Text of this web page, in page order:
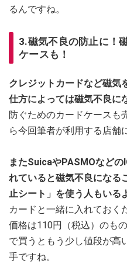
るんですね。
3.磁気不良の防止に！
ケースも！
クレジットカードなど磁気
仕方によっては磁気不良に
防ぐためのカードケースも
ら今回筆者が利用する店舗
またSuicaやPASMOなど
れていると磁気不良になる
止シート」を使う人もいる
カードと一緒に入れておく
価格は110円（税込）のも
で買うともう少し値段が高
手ですね。